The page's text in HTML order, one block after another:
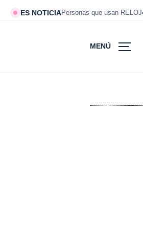
ES NOTICIAPersonas que usan RELOJ
MENÚ